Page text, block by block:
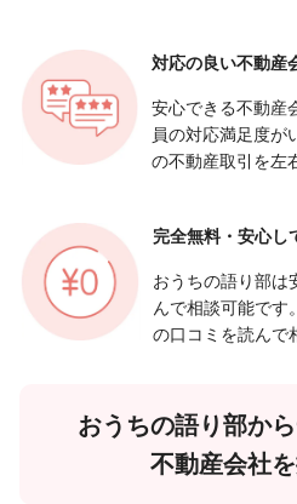
対応の良い不動産
安心できる不動産
員の対応満足度が
の不動産取引を左
完全無料・安心し
おうちの語り部は
んで相談可能です
の口コミを読んで
おうちの語り部から
不動産会社を